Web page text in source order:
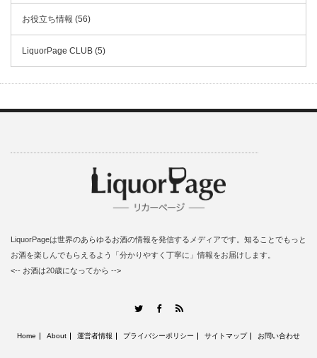
お役立ち情報 (56)
LiquorPage CLUB (5)
LiquorPageは世界のあらゆるお酒の情報を発信するメディアです。知ることでもっと
お酒を楽しんでもらえるよう「分かりやすく丁寧に」情報をお届けします。
<-- お酒は20歳になってから -->
TwitterFacebook
Home About 運営者情報 プライバシーポリシー サイトマップ お問い合わせ